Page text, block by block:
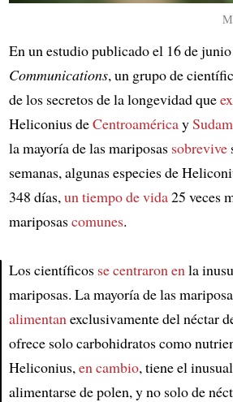
Article
En un estudio publicado el 16 de
Communications, un grupo de
de los secretos de la longevidad que
Heliconius deCentroaméricay
la mayoría de las mariposas sobrevive
semanas, algunas especies de
348 días, un tiempo de vida25 veces
mariposascomunes.
Los científicos se centraron en la
mariposas. La mayoría de las
alimentan exclusivamente del néctar
ofrece solo carbohidratos como
Heliconius, en cambio, tiene el
alimentarse de polen, y no solo de